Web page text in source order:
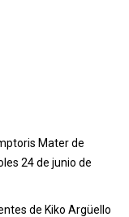
Mater de
24 de junio de
de Kiko Argüello